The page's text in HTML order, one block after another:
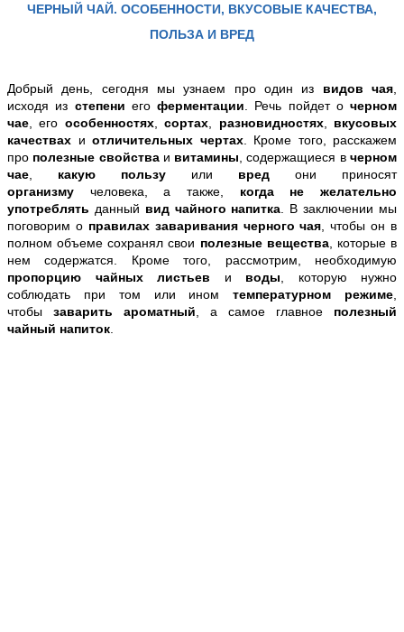
ЧЕРНЫЙ ЧАЙ. ОСОБЕННОСТИ, ВКУСОВЫЕ КАЧЕСТВА,
ПОЛЬЗА И ВРЕД
Добрый день, сегодня мы узнаем про один из видов чая
исходя из степени его ферментации . Речь пойдет очерном
чае , его особенностях,сортах разновидностях, вкусовых
качествах и отличительных чертах. Кроме того, расскажем
про полезные свойстваи витамины , содержащиеся вчерном
чае
какую пользу или вред они приносят
организму человека, а также, когда не желательно
употреблять данный вид чайного напитка . В заключении мы
поговорим о правилах заваривания черного чая , чтобы он в
полном объеме сохранял свои полезные вещества, которые в
нем содержатся. Кроме того, рассмотрим, необходимую
пропорцию чайных листьев и воды , которую нужно
соблюдать при том или ином температурном режиме
чтобы заварить ароматный , а самое главное полезный
чайный напиток